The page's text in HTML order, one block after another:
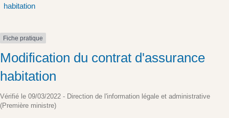
habitation
Fiche pratique
Modification du contrat d'assurance
habitation
Vérifié le 09/03/2022 - Direction de l'information légale et administrative
(Première ministre)